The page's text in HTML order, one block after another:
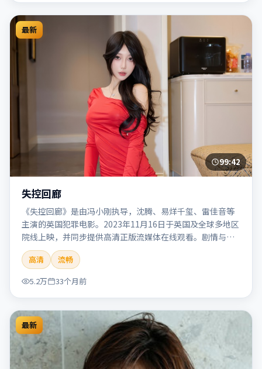
最新
99:42
失控回廊
《失控回廊》是由冯小刚执导，沈腾、易烊千玺、雷佳音等
主演的英国犯罪电影。2023年11月16日于英国及全球多地区
院线上映，并同步提供高清正版流媒体在线观看。剧情与看
点：聚焦案件与人性灰色地带，张力十足，兼具社会观察与
戏剧冲突。本片适合检索「失控回廊」「冯小刚」「犯罪」
「英国」「2023」「2023-11-16上映」等关键词的影迷阅读
简介与主创信息。
高清
流畅
5.2万
33个月前
最新